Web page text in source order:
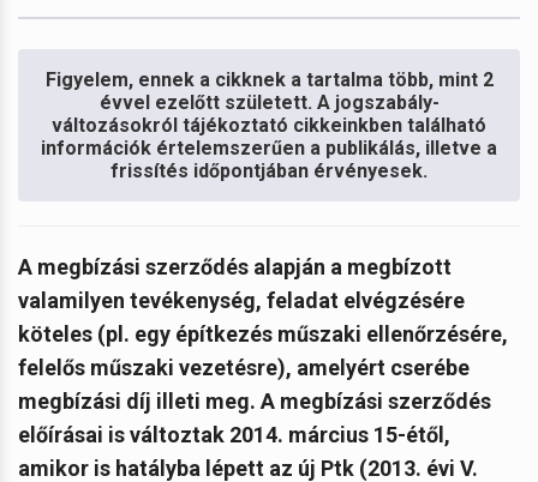
Figyelem, ennek a cikknek a tartalma több, mint 2
évvel ezelőtt született. A jogszabály-
változásokról tájékoztató cikkeinkben található
információk értelemszerűen a publikálás, illetve a
frissítés időpontjában érvényesek.
A megbízási szerződés alapján a megbízott
valamilyen tevékenység, feladat elvégzésére
köteles (pl. egy építkezés műszaki ellenőrzésére,
felelős műszaki vezetésre), amelyért cserébe
megbízási díj illeti meg. A megbízási szerződés
előírásai is változtak 2014. március 15-étől,
amikor is hatályba lépett az új Ptk (2013. évi V.